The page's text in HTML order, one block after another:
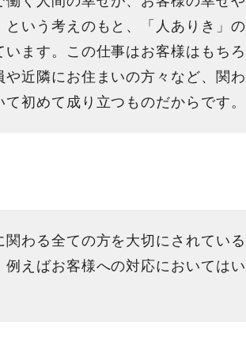
という考えのもと、「人ありき」の
います。この仕事はお客様はもちろ
や近隣にお住まいの方々など、関わ
初めて成り立つものだからです。
関わる全ての方を大切にされている
例えばお客様への対応においてはい